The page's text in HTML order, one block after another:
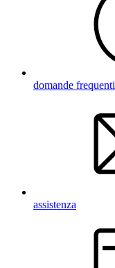
domande frequenti
assistenza